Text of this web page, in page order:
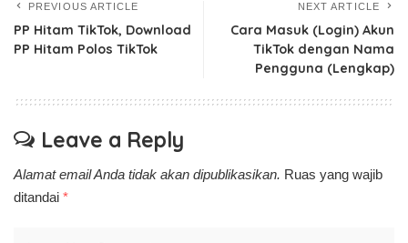
PREVIOUS ARTICLE
PP Hitam TikTok, Download
PP Hitam Polos TikTok
NEXT ARTICLE
Cara Masuk (Login) Akun
TikTok dengan Nama
Pengguna (Lengkap)
Leave a Reply
Alamat email Anda tidak akan dipublikasikan. Ruas yang wajib
ditandai *